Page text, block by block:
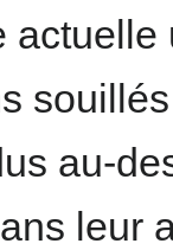
au-
leur